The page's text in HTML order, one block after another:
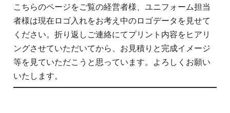
こちらのページをご覧の経営者様、ユニフォーム担当
者様は現在ロゴ入れをお考え中のロゴデータを見せて
ください。折り返しご連絡にてプリント内容をヒアリ
ングさせていただいてから、お見積りと完成イメージ
等を見ていただこうと思っています。よろしくお願い
いたします。